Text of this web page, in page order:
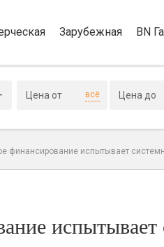
Зарубежная BN
всё
финансирование испытывает